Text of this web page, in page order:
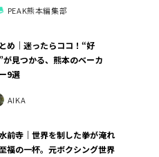
PEAK熊本編集部
め｜迷ったらココ！“好
が見つかる、熊本のベーカ
9選
AIKA
前寺｜世界を制した拳が淹れ
福の一杯。元ボクシング世界